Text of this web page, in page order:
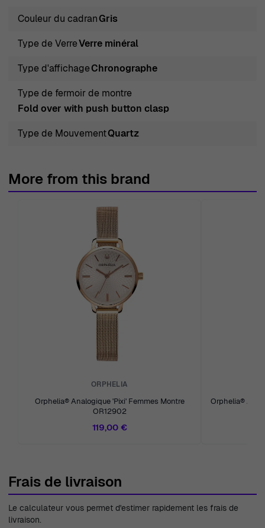
Couleur du cadranGris
Type de VerreVerre minéral
Type d'affichageChronographe
Type de fermoir de montre
Fold over with push button clasp
Type de MouvementQuartz
More from this brand
ORPHELIA
Orphelia® Analogique 'Pixi' Femmes Montre
OR12902
119,00 €
Orphelia®
Frais de livraison
Le calculateur vous permet d'estimer rapidement les frais de
livraison.